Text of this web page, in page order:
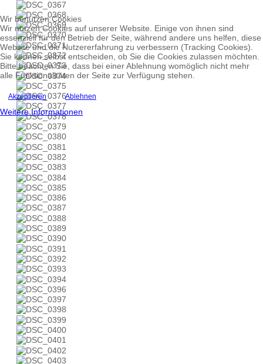
Wir benutzen Cookies
Wir nutzen Cookies auf unserer Website. Einige von ihnen sind
essenziell für den Betrieb der Seite, während andere uns helfen, diese
Website und die Nutzererfahrung zu verbessern (Tracking Cookies).
Sie können selbst entscheiden, ob Sie die Cookies zulassen möchten.
Bitte beachten Sie, dass bei einer Ablehnung womöglich nicht mehr
alle Funktionalitäten der Seite zur Verfügung stehen.
Akzeptieren Ablehnen
Weitere Informationen